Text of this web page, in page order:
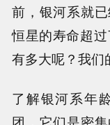
前，银河系就
恒星的寿命超
有多大呢？我们
了解银河系年